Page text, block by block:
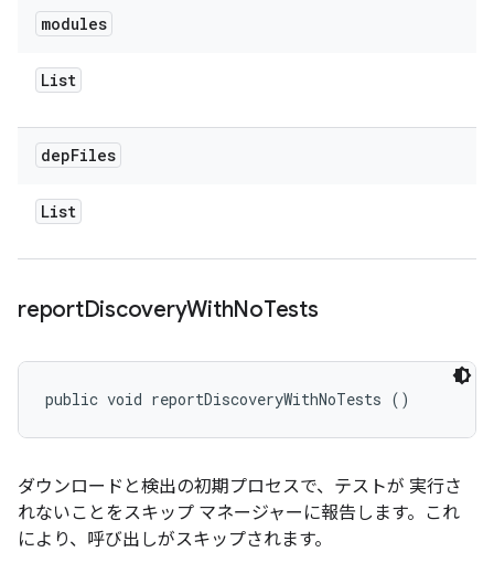
modules
List
depFiles
List
reportDiscoveryWithNoTests
public void reportDiscoveryWithNoTests ()
ダウンロードと検出の初期プロセスで、テストが 実行さ
れないことをスキップ マネージャーに報告します。これ
により、呼び出しがスキップされます。